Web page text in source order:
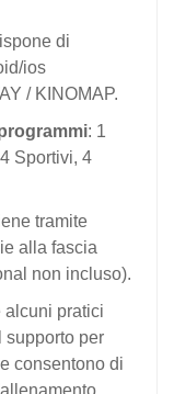
di
ios
/ KINOMAP.
: 1
Sportivi, 4
tramite
alla fascia
non incluso).
alcuni pratici
supporto per
consentono di